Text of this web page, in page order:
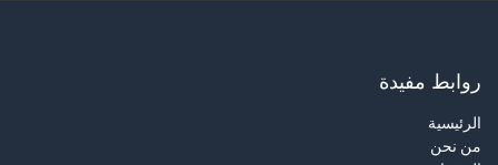
روابط مفيدة
الرئيسية
من نحن